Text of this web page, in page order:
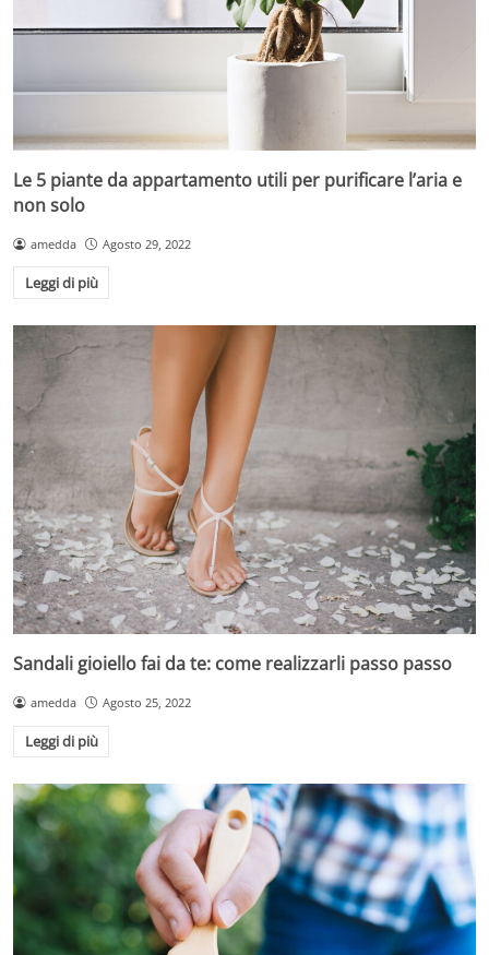
Le 5 piante da appartamento utili per purificare l’aria e
non solo
amedda Agosto 29, 2022
Leggi di più
Sandali gioiello fai da te: come realizzarli passo passo
amedda Agosto 25, 2022
Leggi di più